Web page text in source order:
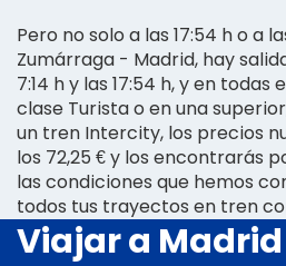
Pero no solo a las 17:54 h o a
Zumárraga - Madrid, hay
7:14 h y las 17:54 h, y en todas
clase Turista o en una
un tren Intercity, los precios
los 72,25 € y los encontrarás
las condiciones que hemos
todos tus trayectos en tren
Viajar a